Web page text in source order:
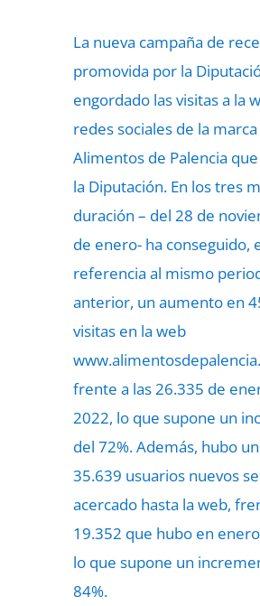
La nueva campaña de
promovida por la
engordado las visitas a la
redes sociales de la
Alimentos de Palencia
la Diputación. En los tres
duración – del 28 de
de enero- ha conseguido,
referencia al mismo
anterior, un aumento en
visitas en la web
frente a las 26.335 de
2022, lo que supone un
del 72%. Además, hubo
35.639 usuarios nuevos
acercado hasta la web,
19.352 que hubo en
lo que supone un
84%.